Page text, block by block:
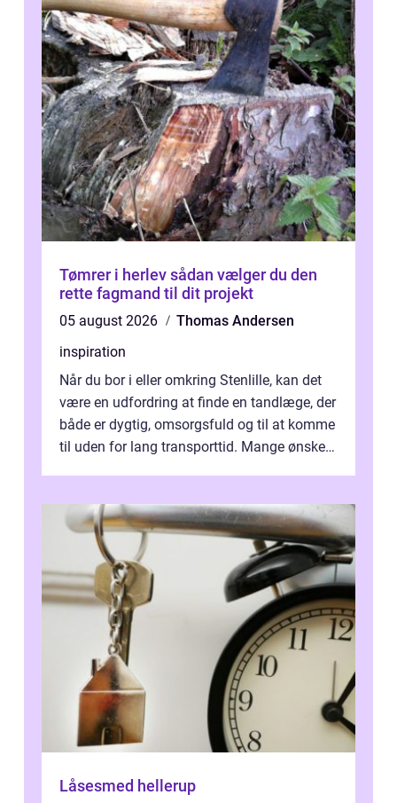
Tømrer i herlev sådan vælger du den
rette fagmand til dit projekt
05 august 2026
Thomas Andersen
inspiration
Når du bor i eller omkring Stenlille, kan det
være en udfordring at finde en tandlæge, der
både er dygtig, omsorgsfuld og til at komme
til uden for lang transporttid. Mange ønsker
Låsesmed hellerup